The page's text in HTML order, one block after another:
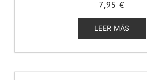
con
de
5
7,95 €
LEER MÁS